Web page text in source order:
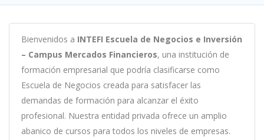
Bienvenidos a INTEFI Escuela de Negocios e Inversión
– Campus Mercados Financieros, una institución de
formación empresarial que podría clasificarse como
Escuela de Negocios creada para satisfacer las
demandas de formación para alcanzar el éxito
profesional. Nuestra entidad privada ofrece un amplio
abanico de cursos para todos los niveles de empresas.